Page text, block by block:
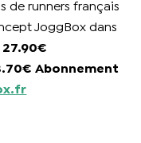
de runners français
JoggBox dans
27.90€
Abonnement